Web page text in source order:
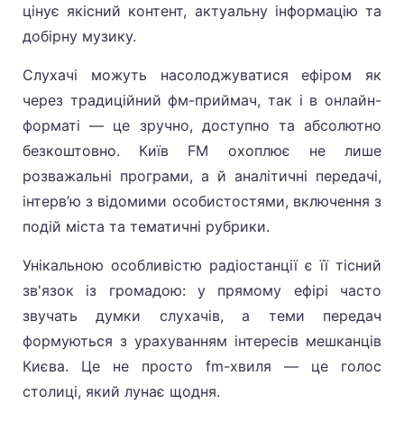
цінує якісний контент, актуальну інформацію та
добірну музику.
Слухачі можуть насолоджуватися ефіром як
через традиційний фм-приймач, так і в онлайн-
форматі — це зручно, доступно та абсолютно
безкоштовно. Київ FM охоплює не лише
розважальні програми, а й аналітичні передачі,
інтерв’ю з відомими особистостями, включення з
подій міста та тематичні рубрики.
Унікальною особливістю радіостанції є її тісний
зв'язок із громадою: у прямому ефірі часто
звучать думки слухачів, а теми передач
формуються з урахуванням інтересів мешканців
Києва. Це не просто fm-хвиля — це голос
столиці, який лунає щодня.